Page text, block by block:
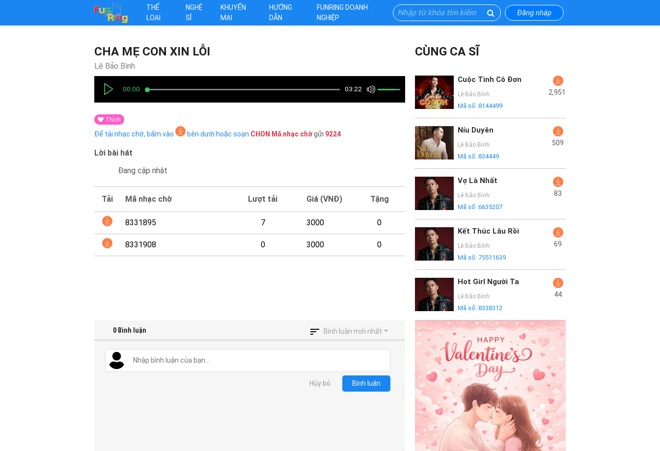
THỂ
LOẠI
NGHỆ
SĨ
KHUYẾN
MẠI
HƯỚNG
DẪN
FUNRING DOANH
NGHIỆP
Đăng nhập
CHA MẸ CON XIN LỖI
Lê Bảo Bình
00:00 03:22
Thích
Để tải nhạc chờ, bấm vào bên dưới hoặc soạn CHON Mã nhạc chờgửi 9224
Lời bài hát
Đang cập nhật
Tải Mã nhạc chờ Lượt tải Giá (VNĐ) Tặng
8331895 7 3000 0
8331908 0 3000 0
CÙNG CA SĨ
Cuộc Tình Cô Đơn
Lê Bảo Bình
Mã số:8144499
2,951
Níu Duyên
Lê Bảo Bình
Mã số:834449
509
Vợ Là Nhất
Lê Bảo Bình
Mã số:6635207
83
Kết Thúc Lâu Rồi
Lê Bảo Bình
Mã số:75511639
69
Hot Girl Người Ta
Lê Bảo Bình
Mã số:8338312
44
0 Bình luận Bình luận mới nhất
Hủy bỏ Bình luận